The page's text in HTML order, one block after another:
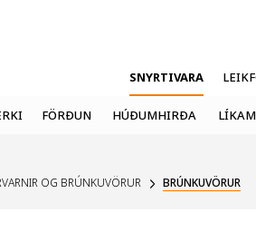
SNYRTIVARA
FÖRÐUN HÚÐUMHIRÐA
OG BRÚNKUVÖRUR BRÚNKUVÖRUR